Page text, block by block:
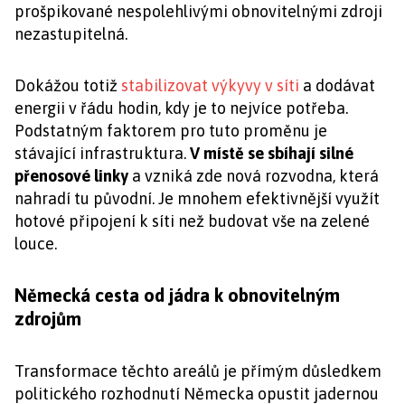
prošpikované nespolehlivými obnovitelnými zdroji
nezastupitelná.
Dokážou totiž stabilizovat výkyvy v síti a dodávat
energii v řádu hodin, kdy je to nejvíce potřeba.
Podstatným faktorem pro tuto proměnu je
stávající infrastruktura.V místě se sbíhají silné
přenosové linky a vzniká zde nová rozvodna, která
nahradí tu původní. Je mnohem efektivnější využít
hotové připojení k síti než budovat vše na zelené
louce.
Německá cesta od jádra k obnovitelným
zdrojům
Transformace těchto areálů je přímým důsledkem
politického rozhodnutí Německa opustit jadernou